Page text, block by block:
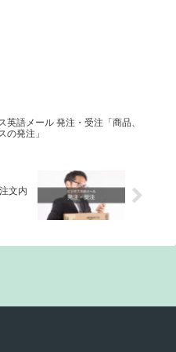
英語メール 発注・受注「商品、
の発注」
文内